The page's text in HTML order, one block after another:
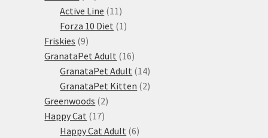
produktů
Active Line 11 11
produktů
Forza 10 Diet 1 1
Friskies 99
produktů
GranataPet Adult 1616
produktů
GranataPet Adult 1414
produktů
GranataPet Kitten 22
Greenwoods 22
Happy Cat 1717
produktů
Happy Cat Adult 66